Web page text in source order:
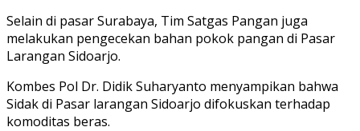
Selain di pasar Surabaya, Tim Satgas Pangan juga
melakukan pengecekan bahan pokok pangan di Pasar
Larangan Sidoarjo.
Kombes Pol Dr. Didik Suharyanto menyampikan bahwa
Sidak di Pasar larangan Sidoarjo difokuskan terhadap
komoditas beras.